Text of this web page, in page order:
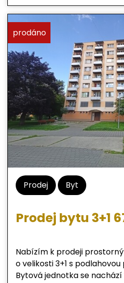
samostatné pokoje. V blízkosti domu se nachází
ZŠ a dětské hřiště. V
najdete veškerou
(obchody, lékárna, bazén,
případě bližších informací
kontaktovat kdykoliv i
prodáno
Prodej Byt
Prodej bytu 3+1
Nabízím k prodeji
o velikosti 3+1 s
Bytová jednotka se